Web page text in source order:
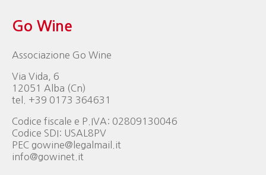
Go Wine
Associazione Go Wine
Via Vida, 6
12051 Alba (Cn)
tel. +39 0173 364631
Codice fiscale e P.IVA: 02809130046
Codice SDI: USAL8PV
PEC gowine@legalmail.it
info@gowinet.it